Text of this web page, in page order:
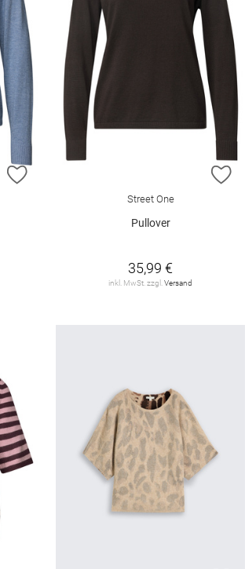
ZUR WUNSCHLISTE HINZUFÜGEN
Street One
Pullover
35,99 €
inkl. MwSt. zzgl.Versand